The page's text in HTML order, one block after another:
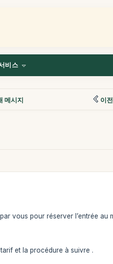
비스
메시지 이
vous pour réserver l’entrée
et la procédure à suivre .